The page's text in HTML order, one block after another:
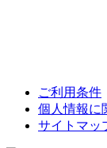
ご利用条件
個人情報に
サイトマッ